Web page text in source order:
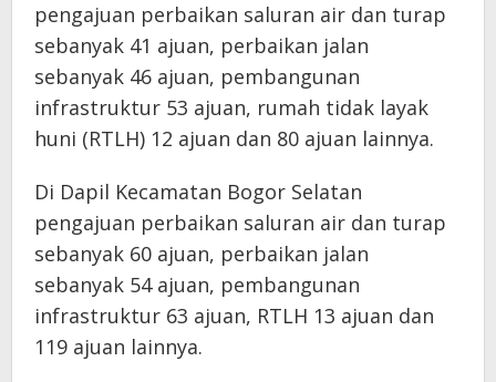
pengajuan perbaikan saluran air dan turap
sebanyak 41 ajuan, perbaikan jalan
sebanyak 46 ajuan, pembangunan
infrastruktur 53 ajuan, rumah tidak layak
huni (RTLH) 12 ajuan dan 80 ajuan lainnya.
Di Dapil Kecamatan Bogor Selatan
pengajuan perbaikan saluran air dan turap
sebanyak 60 ajuan, perbaikan jalan
sebanyak 54 ajuan, pembangunan
infrastruktur 63 ajuan, RTLH 13 ajuan dan
119 ajuan lainnya.